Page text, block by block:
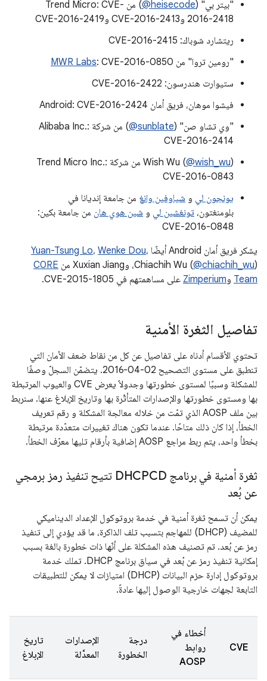
"بيتر بي" (‎@heisecode
) من Trend Micro: CVE-
2016-2418 وCVE-2016-2413 وCVE-2016-2419
ريتشارد شوباك: CVE-2016-2415
"رومين تروا" من
MWR Labs: CVE-2016-0850
ستيوارت هندرسون: CVE-2016-2422
فيشوا موهان، فريق أمان Android: CVE-2016-2424
"وي تشاو صن" (‎@sunblate
) من شركة Alibaba Inc.:
CVE-2016-2414
Wish Wu (@wish_wu
) من شركة Trend Micro Inc.:
CVE-2016-0843
يونجون لي و شياوفين وانغ من جامعة إنديانا في
بلومنغتون، تونغشين لي و شين هوي هان من جامعة بكين:
CVE-2016-0848
يشكر فريق أمان Android أيضًا
Yuan-Tsung Lo، Wenke Dou،
Chiachih Wu (@chiachih_wu)، وXuxian Jiang من
C0RE
Team وZimperium على مساهمتهم في CVE-2015-1805.
تفاصيل الثغرة الأمنية
تحتوي الأقسام أدناه على تفاصيل عن كل من نقاط ضعف الأمان التي
تنطبق على مستوى التصحيح ‎2016-04-02. يتضمّن السجلّ وصفًا
للمشكلة وسببًا لمستوى خطورتها وجدولاً يعرض CVE والعيوب المرتبطة
بها ومستوى خطورتها والإصدارات المتأثّرة بها وتاريخ الإبلاغ عنها. سنربط
بين ملف AOSP الذي تمّت من خلاله معالجة المشكلة و رقم تعريف
الخطأ، إذا كان ذلك متاحًا. عندما تكون هناك تغييرات متعدّدة مرتبطة
بخطأ واحد، يتم ربط مراجع AOSP إضافية بأرقام تليها معرّف الخطأ.
ثغرة أمنية في برنامج DHCPCD تتيح تنفيذ رمز برمجي
عن بُعد
يمكن أن تسمح ثغرة أمنية في خدمة بروتوكول الإعداد الديناميكي
للمضيف (DHCP) للمهاجم بتسبب تلف الذاكرة، ما قد يؤدي إلى تنفيذ
رمز عن بُعد. تم تصنيف هذه المشكلة على أنّها ذات خطورة بالغة بسبب
إمكانية تنفيذ رمز عن بُعد في سياق برنامج DHCP. تملك خدمة
بروتوكول إدارة حزم البيانات (DHCP) امتيازات لا يمكن للتطبيقات
التابعة لجهات خارجية الوصول إليها عادةً.
CVE
أخطاء في
روابط
AOSP
درجة
الخطورة
الإصدارات
المعدَّلة
تاريخ
الإبلاغ